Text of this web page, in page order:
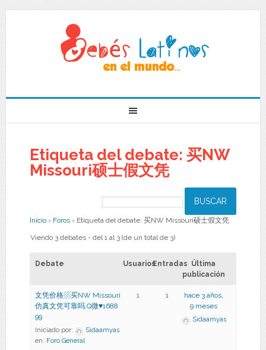
Etiqueta del debate: 买NW
Missouri硕士假文凭
Inicio › Foros › Etiqueta del debate: 买NW Missouri硕士假文凭
Viendo 3 debates - del 1 al 3 (de un total de 3)
Debate UsuariosEntradas Última
publicación
文凭价格▨买NW Missouri
仿真文凭可靠吗,Q微♥1688
99
Iniciado por:
Sidaamyas
en: Foro General
1 1
hace 3 años,
9 meses
Sidaamyas